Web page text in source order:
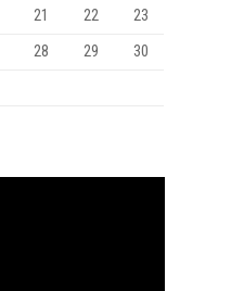
21 22
23
28 29
30